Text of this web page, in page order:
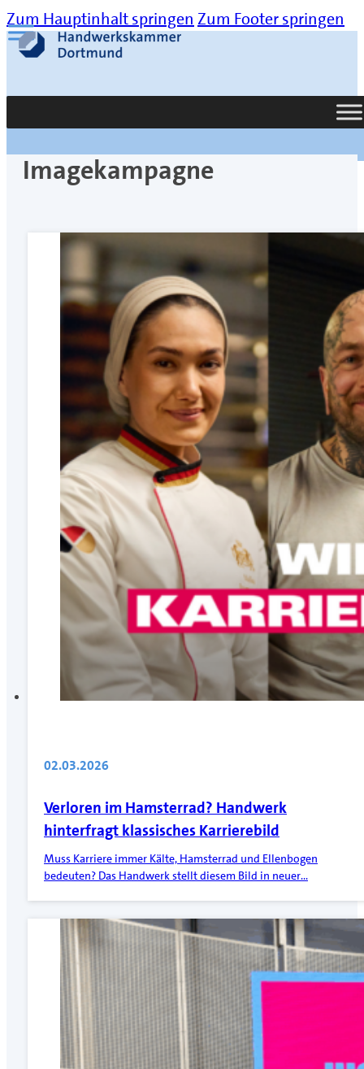
Zum Hauptinhalt springen Zum Footer springen
Suche
Imagekampagne
02.03.2026
Verloren im Hamsterrad? Handwerk
hinterfragt klassisches Karrierebild
Muss Karriere immer Kälte, Hamsterrad und Ellenbogen
bedeuten? Das Handwerk stellt diesem Bild in neuer…